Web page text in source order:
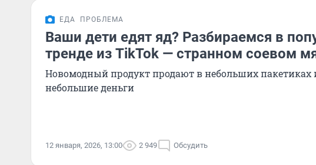
ЕДА ПРОБЛЕМА
Ваши дети едят яд? Разбираемся в
тренде из TikTok — странном соевом
Новомодный продукт продают в небольших пакетиках
небольшие деньги
12 января, 2026, 13:00 2 949 Обсудить